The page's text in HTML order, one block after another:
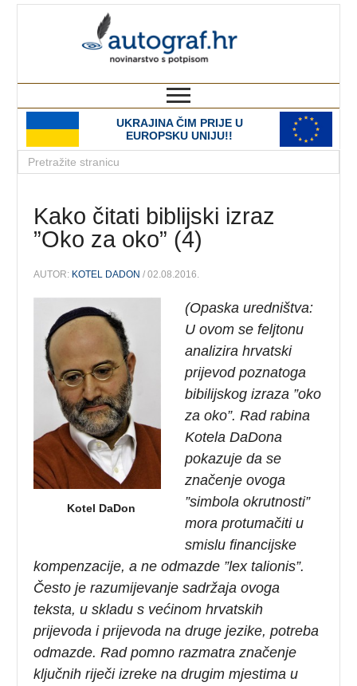
UKRAJINA ČIM PRIJE U
EUROPSKU UNIJU!!
Kako čitati biblijski izraz
”Oko za oko” (4)
AUTOR: KOTEL DADON / 02.08.2016.
Kotel DaDon
(Opaska uredništva:
U ovom se feljtonu
analizira hrvatski
prijevod poznatoga
bibilijskog izraza ”oko
za oko”. Rad rabina
Kotela DaDona
pokazuje da se
značenje ovoga
”simbola okrutnosti”
mora protumačiti u
smislu financijske
kompenzacije, a ne odmazde ”lex talionis”.
Često je razumijevanje sadržaja ovoga
teksta, u skladu s većinom hrvatskih
prijevoda i prijevoda na druge jezike, potreba
odmazde. Rad pomno razmatra značenje
ključnih riječi izreke na drugim mjestima u